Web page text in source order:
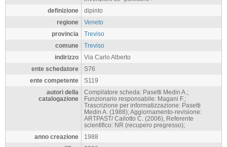
ambito culturale
ambito veneto(contesto)
materia tecnica
tela/ pittura a olio
misure
alt. 240, largh. 130,
proprietà Stato, Intendenza di Finanza
dati analitici
Tela ingrandita per adattarla alla cornice in
marmorino.Personaggi: Giuditta; Oloferne.
notizie storico-critiche
Coletti la ritiene opera di un paolesco, scadente ,
datandola al sec. XVII, mentre Muraro, a nostro
figurazione settecentesca quasi annuncio delle
invenzioni tie- polesche .
dipinto
Veneto
provincia
Treviso
comune
Treviso